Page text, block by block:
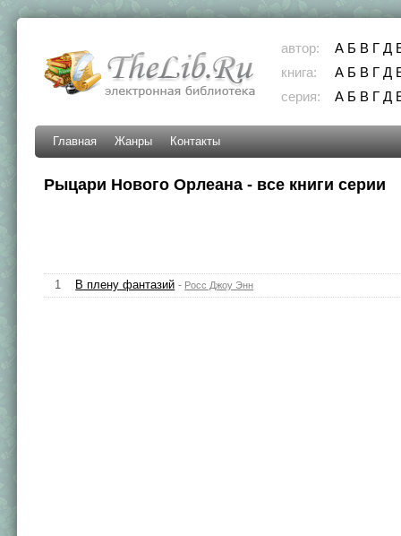
автор: А Б В Г Д
книга:
А Б В Г Д
серия:
А Б В Г Д
Главная Жанры Контакты
Рыцари Нового Орлеана - все книги серии
1 В плену фантазий - Росс Джоу Энн